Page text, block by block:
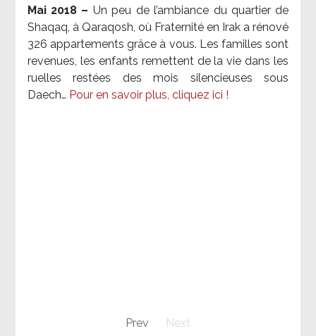
Mai 2018 – Un peu de l’ambiance du quartier de
Shaqaq, à Qaraqosh, où Fraternité en Irak a rénové
326 appartements grâce à vous. Les familles sont
revenues, les enfants remettent de la vie dans les
ruelles restées des mois silencieuses sous
Daech… Pour en savoir plus, cliquez ici !
Prev Next